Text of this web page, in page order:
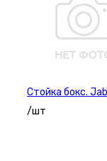
Стойка бокс.
/шт